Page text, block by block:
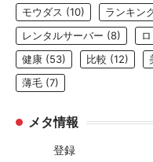
モウダス (10) ランキン
レンタルサーバー (8)
健康 (53) 比較 (12)
薄毛 (7)
メタ情報
登録